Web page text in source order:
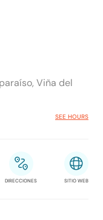
Viña del
SEE HOURS
DIRECCIONES SITIO WEB